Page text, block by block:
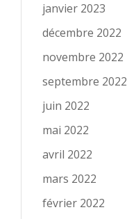
janvier 2023
décembre 2022
novembre 2022
septembre 2022
juin 2022
mai 2022
avril 2022
mars 2022
février 2022